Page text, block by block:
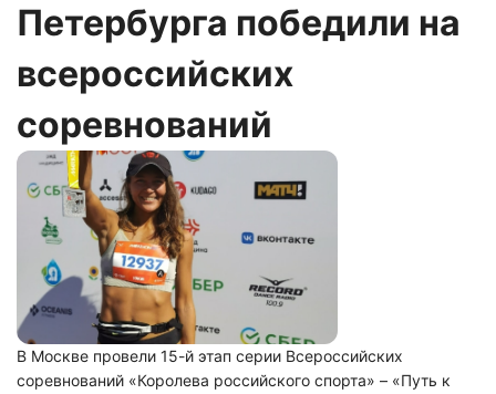
Петербурга победили на
всероссийских
соревнований
В Москве провели 15-й этап серии Всероссийских
соревнований «Королева российского спорта» – «Путь к